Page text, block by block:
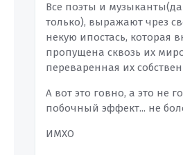
Все поэты и
только), выражают чрез
некую ипостась, которая
пропущена сквозь их
переваренная их
А вот это говно, а это не
побочный эффект... не
ИМХО